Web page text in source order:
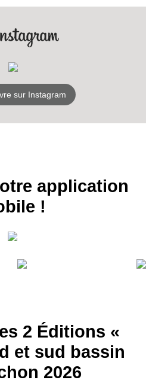
sur Instagram
application
!
2 Éditions «
et sud bassin
2026